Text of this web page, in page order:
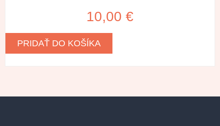
10,00 €
PRIDAŤ DO KOŠÍKA